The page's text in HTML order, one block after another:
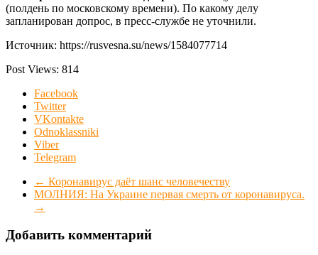
(полдень по московскому времени). По какому делу
запланирован допрос, в пресс-службе не уточнили.
Источник: https://rusvesna.su/news/1584077714
Post Views: 814
Facebook
Twitter
VKontakte
Odnoklassniki
Viber
Telegram
← Коронавирус даёт шанс человечеству
МОЛНИЯ: На Украине первая смерть от коронавируса.
→
Добавить комментарий